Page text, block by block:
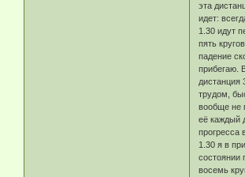
эта
идет:
1.30 идут
пять
падение
прибегаю.
дистанция
трудом,
вообще не
её каждый
прогресса
1.30 я в
состоянии
восемь